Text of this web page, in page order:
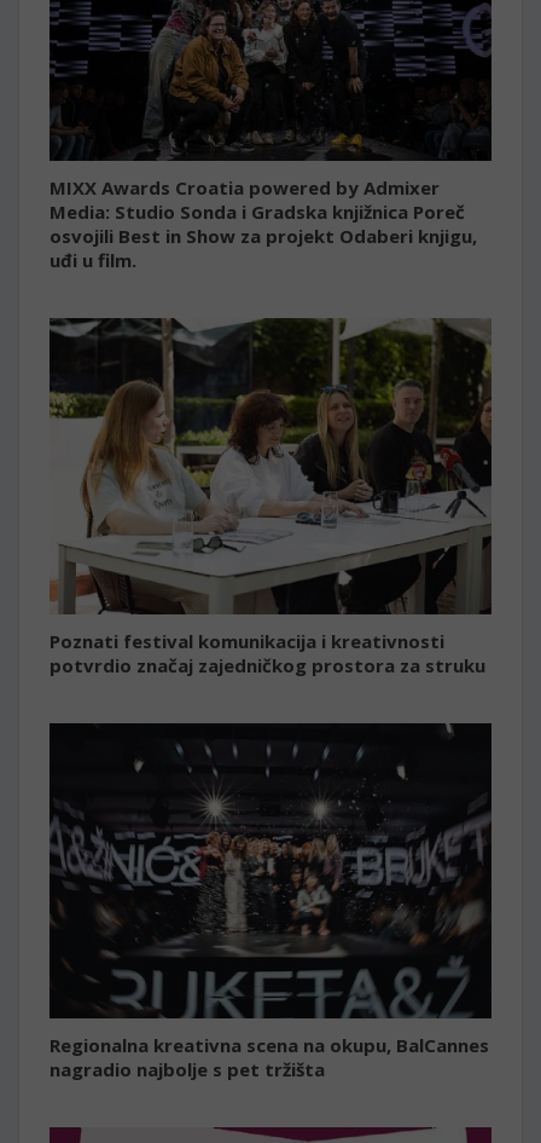
MIXX Awards Croatia powered by Admixer
Media: Studio Sonda i Gradska knjižnica Poreč
osvojili Best in Show za projekt Odaberi knjigu,
uđi u film.
Poznati festival komunikacija i kreativnosti
potvrdio značaj zajedničkog prostora za struku
Regionalna kreativna scena na okupu, BalCannes
nagradio najbolje s pet tržišta